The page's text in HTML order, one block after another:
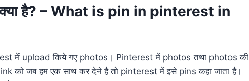
है? – What is pin in pinterest in
में upload किये गए photos। Pinterest में photos तथा photos की
को जब हम एक साथ कर देने है तो pinterest में इसे pins कहा जाता है।